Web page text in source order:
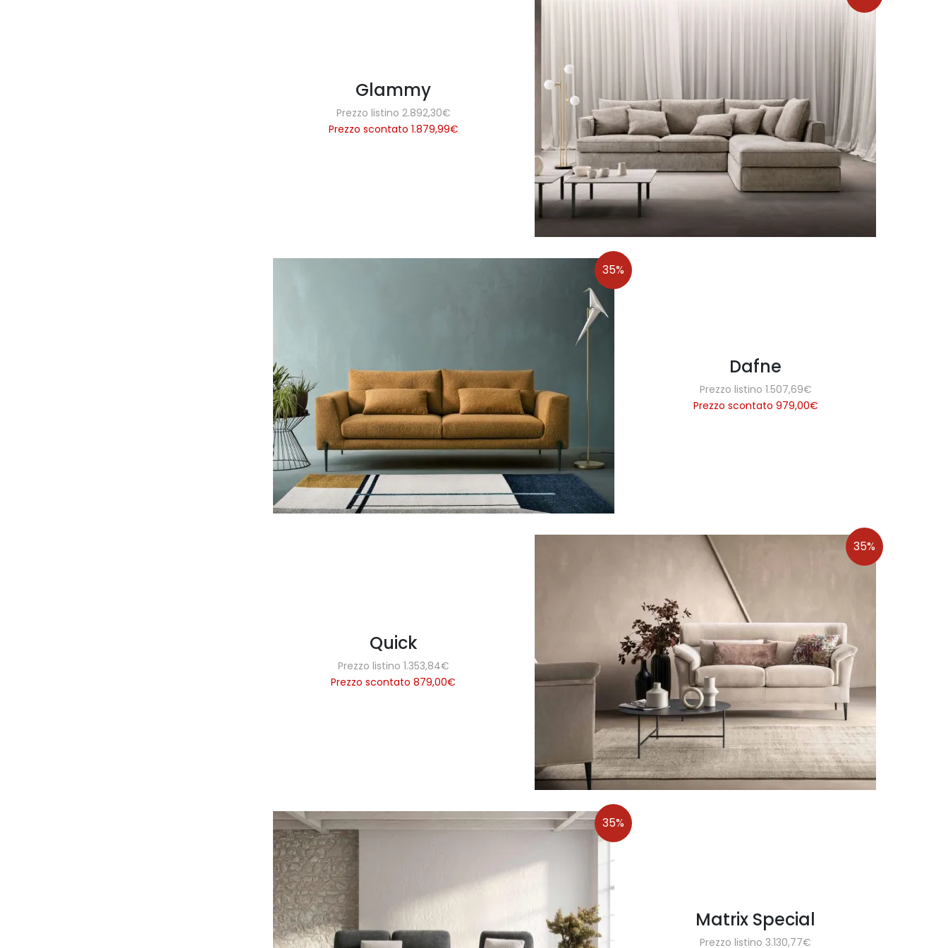
Glammy
Prezzo listino 2.892,30€
Prezzo scontato 1.879,99€
35%
Dafne
Prezzo listino 1.507,69€
Prezzo scontato 979,00€
35%
Quick
Prezzo listino 1.353,84€
Prezzo scontato 879,00€
35%
Matrix Special
Prezzo listino 3.130,77€